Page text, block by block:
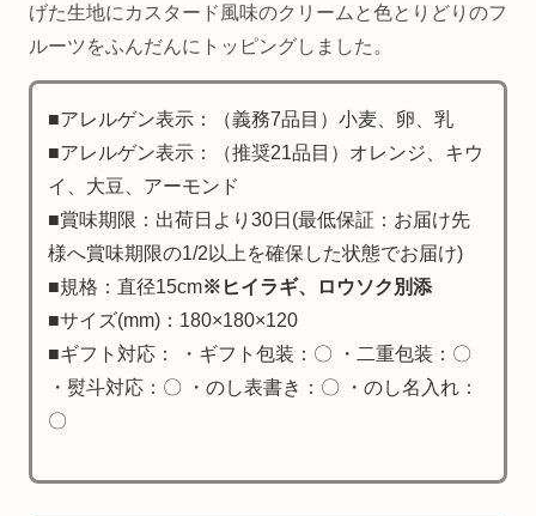
げた生地にカスタード風味のクリームと色とりどりのフ
ルーツをふんだんにトッピングしました。
■アレルゲン表示：（義務7品目）小麦、卵、乳
■アレルゲン表示：（推奨21品目）オレンジ、キウ
イ、大豆、アーモンド
■賞味期限：出荷日より30日(最低保証：お届け先
様へ賞味期限の1/2以上を確保した状態でお届け)
■規格：直径15cm※ヒイラギ、ロウソク別添
■サイズ(mm)：180×180×120
■ギフト対応： ・ギフト包装：〇 ・二重包装：〇
・熨斗対応：〇 ・のし表書き：〇 ・のし名入れ：
〇